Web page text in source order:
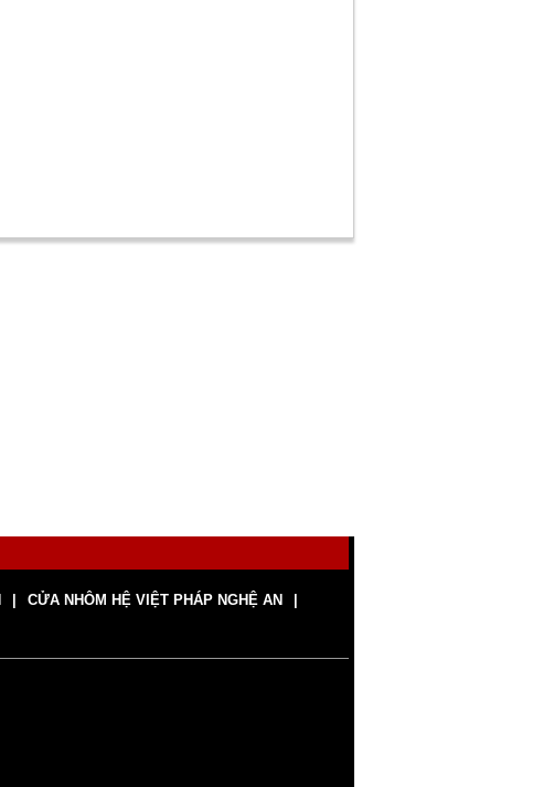
CỬA NHÔM HỆ VIỆT PHÁP NGHỆ AN